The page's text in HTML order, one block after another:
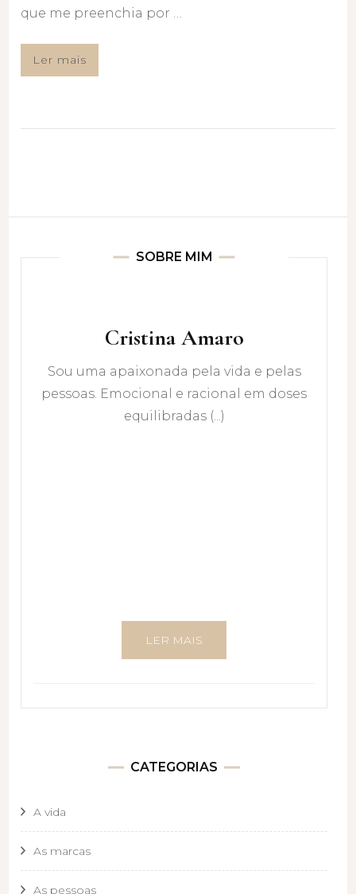
que me preenchia por …
Ler mais
SOBRE MIM
Cristina Amaro
Sou uma apaixonada pela vida e pelas
pessoas. Emocional e racional em doses
equilibradas (...)
LER MAIS
CATEGORIAS
A vida
As marcas
As pessoas